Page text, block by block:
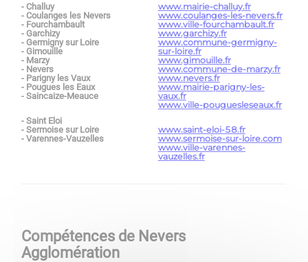
- Challuy
- Coulanges les Nevers
- Fourchambault
- Garchizy
- Germigny sur Loire
- Gimouille
- Marzy
- Nevers
- Parigny les Vaux
- Pougues les Eaux
- Saincaize-Meauce
- Saint Eloi
- Sermoise sur Loire
- Varennes-Vauzelles
www.mairie-challuy.fr
www.coulanges-les-nevers.fr
www.ville-fourchambault.fr
www.garchizy.fr
www.commune-germigny-
sur-loire.fr
www.gimouille.fr
www.commune-de-marzy.fr
www.nevers.fr
www.mairie-parigny-les-
vaux.fr
www.ville-pouguesleseaux.fr
www.saint-eloi-58.fr
www.sermoise-sur-loire.com
www.ville-varennes-
vauzelles.fr
Compétences de Nevers
Agglomération